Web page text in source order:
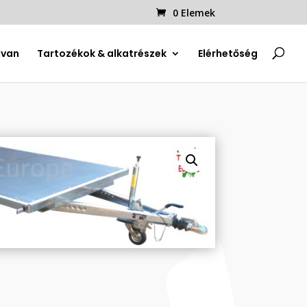
0 Elemek
Tartozékok & alkatrészek Elérhetőség